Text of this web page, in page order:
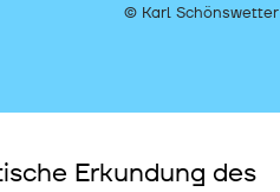
© Karl Schönswetter
Erkundung des